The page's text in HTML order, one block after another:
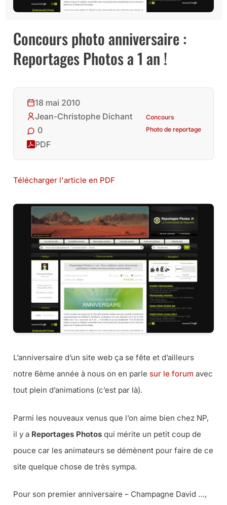
Concours photo anniversaire :
Reportages Photos a 1 an !
18 mai 2010
Jean-Christophe Dichant
0
PDF
Concours
Photo de reportage
Télécharger l'article en PDF
L’anniversaire d’un site web ça se fête et d’ailleurs
notre 6ème année à nous on en parle sur le forum avec
tout plein d’animations (c’est par là).
Parmi les nouveaux venus que l’on aime bien chez NP,
il y a Reportages Photos qui mérite un petit coup de
pouce car les animateurs se démènent pour faire de ce
site quelque chose de très sympa.
Pour son premier anniversaire – Champagne David …,